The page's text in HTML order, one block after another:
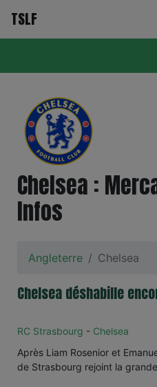
TSLF
Chelsea :
Infos
Angleterre Chelsea
Chelsea déshabille
RC Strasbourg - Chelsea
Après Liam Rosenior et
de Strasbourg rejoint la